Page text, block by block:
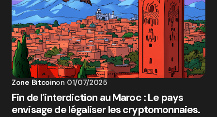
Zone Bitcoinon 01/07/2025
Fin de l’interdiction au Maroc : Le pays
envisage de légaliser les cryptomonnaies.